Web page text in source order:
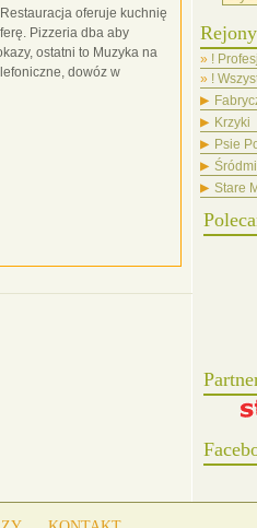
oferuje kuchnię
Pizzeria dba aby
ostatni to Muzyka na
dowóz w
!
!
▶
▶ Krzyki
▶ Psie
▶
▶ Stare